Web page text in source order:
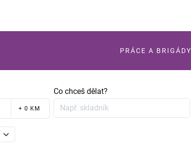
PRÁCE A BRIGÁDY
+ 0 KM
Co chceš dělat?